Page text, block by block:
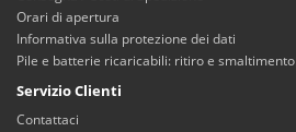
Orari di apertura
Informativa sulla protezione dei dati
Pile e batterie ricaricabili: ritiro e smaltimento
Servizio Clienti
Contattaci